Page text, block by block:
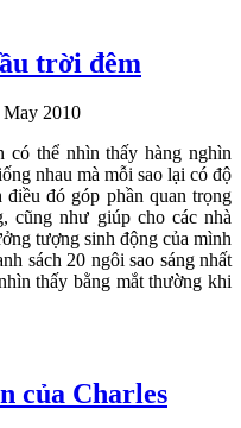
trời đêm
May 2010
có thể nhìn thấy hàng nghìn
nhau mà mỗi sao lại có độ
điều đó góp phần quan trọng
cũng như giúp cho các nhà
tượng sinh động của mình
sách 20 ngôi sao sáng nhất
thấy bằng mắt thường khi
của Charles